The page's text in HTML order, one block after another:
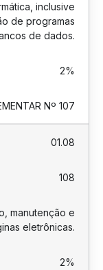
inclusive
de programas
de dados.
2%
Nº 107
01.08
108
manutenção e
eletrônicas.
2%